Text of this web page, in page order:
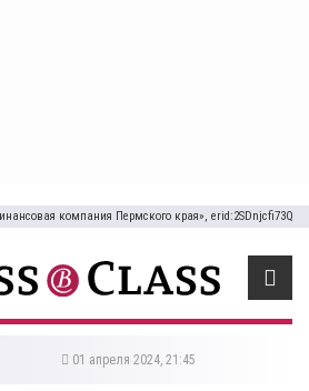
компания Пермского края», erid:2SDnjcfi73Q
01 апреля 2024, 21:45